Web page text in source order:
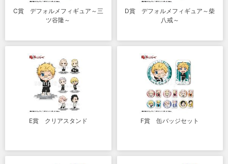
C賞 デフォルメフィギュア～三
ツ谷隆～
D賞 デフォルメフィギュア～柴
八戒～
E賞 クリアスタンド F賞 缶バッジセット